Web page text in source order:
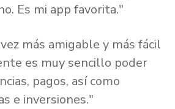
Es mi app favorita."
más amigable y más fácil
es muy sencillo poder
pagos, así como
e inversiones."